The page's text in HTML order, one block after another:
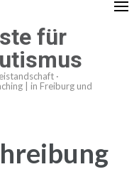
für
·
| in Freiburg und